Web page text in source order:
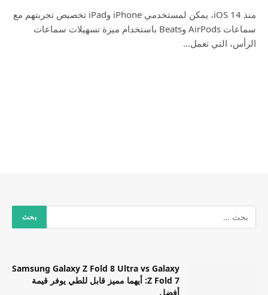
منذ iOS 14، يمكن لمستخدمي iPhone وiPad تخصيص تجربتهم مع
سماعات AirPods وBeats باستخدام ميزة تسهيلات سماعات
الرأس، التي تعمل…
Samsung Galaxy Z Fold 8 Ultra vs Galaxy
Z Fold 7: أيهما مميز قابل للطي يوفر قيمة
أفضل